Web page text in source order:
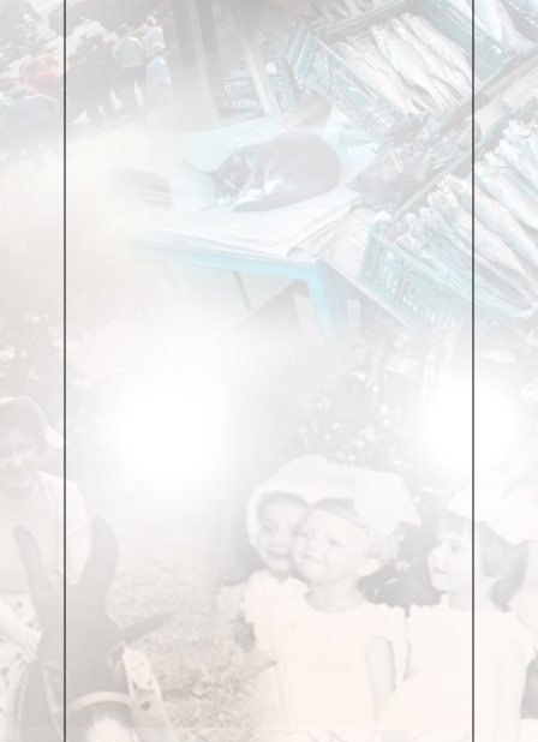
угасал её огонёчек…
А тайга тем временем закалялась перед лютой
зимой, готовилась ко сну, но не застилалась пока.
Почти разделась, но не ложилась ещё, не
укрывалась. Нечем было. Снега почти не было —
первый стаял. Он остался где-то на северных
склонах хребтов, в тени, под скалами и
выворотнями, в тёмных и непролазных поймах
речек. Но это совсем не тот снег, которым можно
укрыть и укутать тайгу-матушку. Она ждала
пуховую перину и ватное одеяло, подбитое
метелью, чтобы запечататься, не оставив ни одной
белковал по молодым кедровникам со своей
было. Белки в тот год было много, собака очень
быстро находила следующего зверька и почти не
умолкала. Время бежало быстро. В горах день
короток, стоит только коснуться солнышку вершин
деревьев или гор — всё, начинается обратный
отсчёт, и время уже не летит, у него, как у осени,
уже нет сил, сразу наступает ночь. Темнота падает,
как чёрный занавес или штора.